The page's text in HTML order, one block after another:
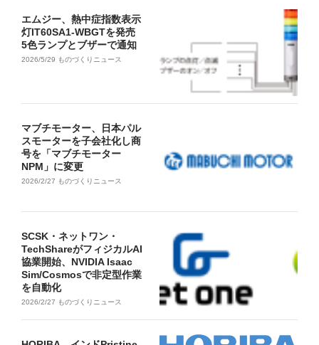
エムジー、熱中症指数表示
灯IT60SA1-WBGTを発売
5色ランプとブザーで通知
2026/5/29 ものづくりニュース
マブチモーター、日本パル
スモーターを子会社化し商
号を「マブチモーター
NPM」に変更
2026/2/27 ものづくりニュース
SCSK・ネットワン・
TechShareがフィジカルAI
協業開始、NVIDIA Isaac
Sim/Cosmosで非定型作業
を自動化
2026/2/27 ものづくりニュース